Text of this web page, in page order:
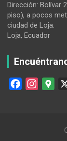
Dirección: Bolívar
piso), a pocos
ciudad de Loja.
Loja, Ecuador